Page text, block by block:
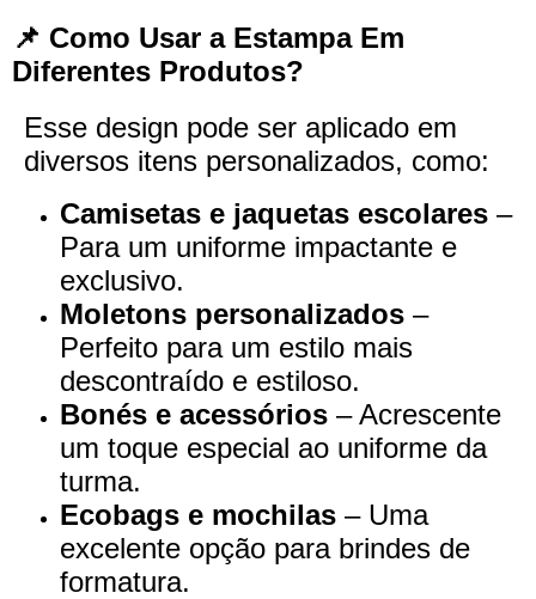
📌 Como Usar a Estampa Em
Diferentes Produtos?
Esse design pode ser aplicado em
diversos itens personalizados, como:
Camisetas e jaquetas escolares –
Para um uniforme impactante e
exclusivo.
Moletons personalizados –
Perfeito para um estilo mais
descontraído e estiloso.
Bonés e acessórios – Acrescente
um toque especial ao uniforme da
turma.
Ecobags e mochilas – Uma
excelente opção para brindes de
formatura.